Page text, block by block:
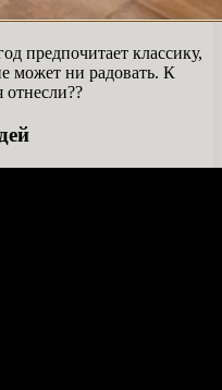
предпочитает классику,
может ни радовать. К